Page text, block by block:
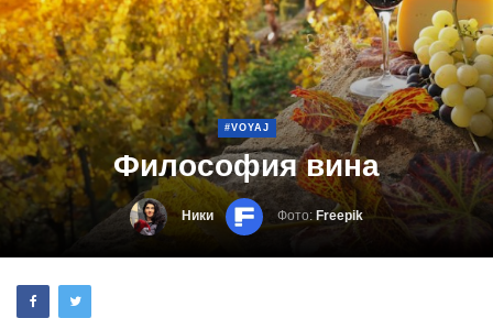
#VOYAJ
Философия вина
Ники Фото: Freepik